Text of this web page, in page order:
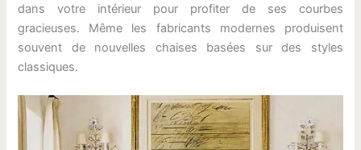
dans votre intérieur pour profiter de ses courbes
gracieuses. Même les fabricants modernes produisent
souvent de nouvelles chaises basées sur des styles
classiques.